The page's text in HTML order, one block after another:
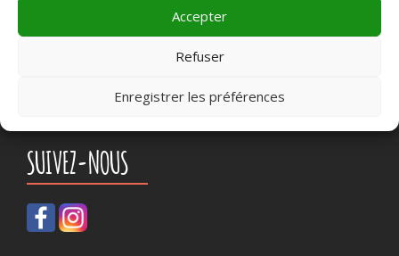
Accepter
Refuser
Enregistrer les préférences
SUIVEZ-NOUS